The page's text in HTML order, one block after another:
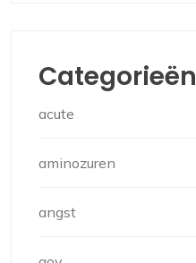
Categorieën
acute
aminozuren
angst